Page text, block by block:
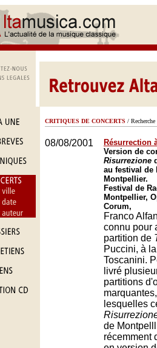
CRITIQUES DE CONCERTS / Recherche
08/08/2001
Résurrection
Version de
Risurrezione
au festival de
Montpellier.
Festival de
Montpellier,
Corum,
Franco
connu pour
partition de
Puccini, à
Toscanini.
livré
partitions
lesquelles
de
récemment